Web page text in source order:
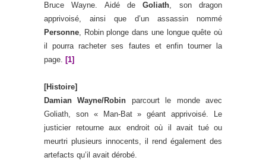
Bruce Wayne. Aidé deGoliath, son dragon
apprivoisé, ainsi que d’un assassin nommé
Personne, Robin plonge dans une longue quête où
il pourra racheter ses fautes et enfin tourner la
page. [1]
[Histoire]
Damian Wayne/Robin parcourt le monde avec
Goliath, son « Man-Bat » géant apprivoisé. Le
justicier retourne aux endroit où il avait tué ou
meurtri plusieurs innocents, il rend également des
artefacts qu’il avait dérobé.